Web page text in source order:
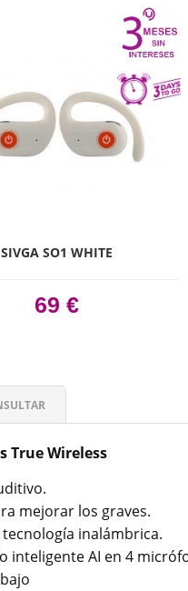
SIVGA SO1 WHITE
69 €
True Wireless
mejorar los graves.
inalámbrica.
inteligente AI en 4